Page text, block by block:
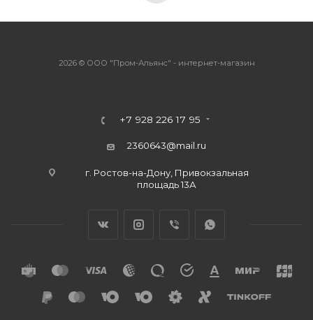
2026 © ООО "Пром-Альянс" - интернет-магазин
+7 928 226 17 95
2360643@mail.ru
г. Ростов-на-Дону, Привокзальная
площадь 13А